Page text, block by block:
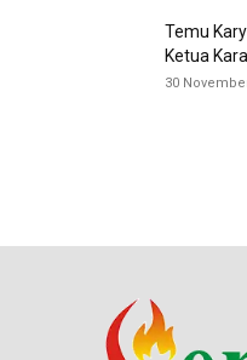
Temu
Ketua
30